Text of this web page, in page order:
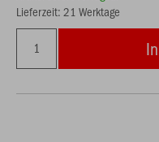
Lieferzeit: 21 Werktage